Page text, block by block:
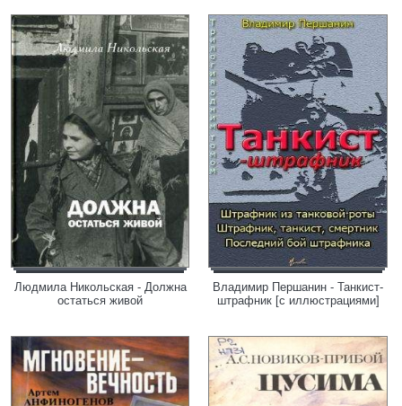
Людмила Никольская - Должна
остаться живой
Владимир Першанин - Танкист-
штрафник [с иллюстрациями]